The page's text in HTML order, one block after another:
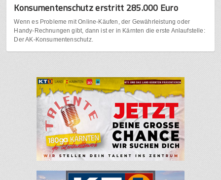
Konsumentenschutz erstritt 285.000 Euro
Wenn es Probleme mit Online-Käufen, der Gewährleistung oder
Handy-Rechnungen gibt, dann ist er in Kärnten die erste Anlaufstelle:
Der AK-Konsumentenschutz.